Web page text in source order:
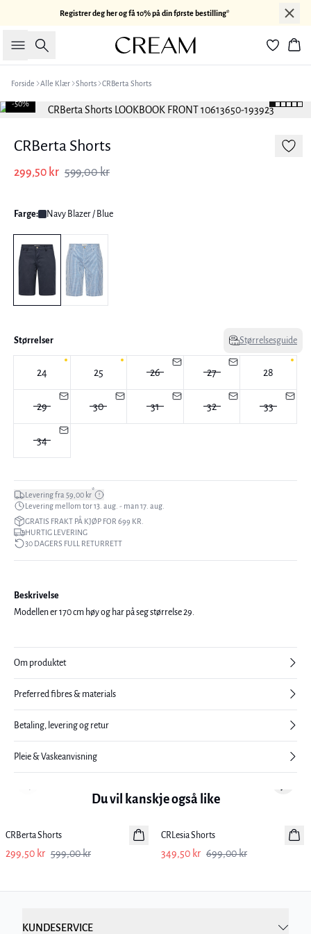
Registrer deg her og få 10% på din første bestilling*
Søk
Forside Alle Klær Shorts CRBerta Shorts
-50%
CRBerta Shorts
299,50 kr 599,00 kr
Farge: Navy Blazer / Blue
Størrelser Størrelsesguide
24 25 26 27 28
29 30 31 32 33
34
Levering fra 59,00 kr*
Levering mellom tor 13. aug. - man 17. aug.
GRATIS FRAKT PÅ KJØP FOR 699 KR.
HURTIG LEVERING
30 DAGERS FULL RETURRETT
Beskrivelse
Modellen er 170 cm høy og har på seg størrelse 29.
Om produktet
Preferred fibres & materials
Betaling, levering og retur
Pleie & Vaskeanvisning
Du vil kanskje også like
CRBerta Shorts
299,50 kr 599,00 kr
-50%
CRLesia Shorts
349,50 kr 699,00 kr
Previous slide Next
KUNDESERVICE